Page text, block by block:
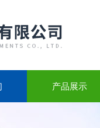
产品展示